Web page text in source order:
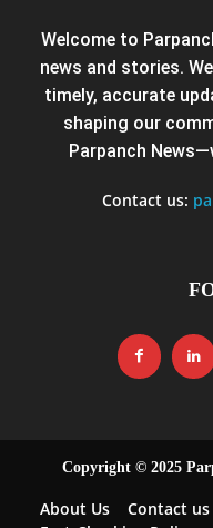
Welcome to
news and stories.
timely, accurate
shaping our
Parpanch
Contact us:
Copyright © 2025
About Us Contact us